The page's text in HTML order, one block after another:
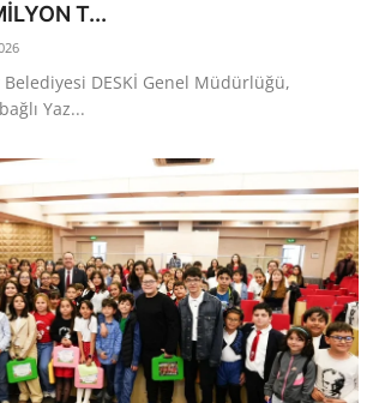
T...
DESKİ Genel Müdürlüğü,
Yaz...